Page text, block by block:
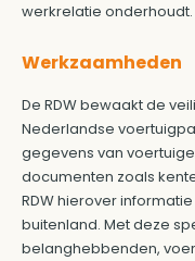
werkrelatie onderhoudt.
Werkzaamheden
De RDW bewaakt de
Nederlandse
gegevens van
documenten zoals
RDW hierover
buitenland. Met deze
belanghebbenden,